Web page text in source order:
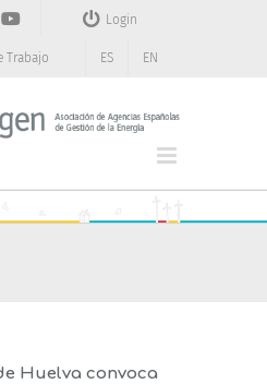
Login
Trabajo ES EN
Huelva convoca